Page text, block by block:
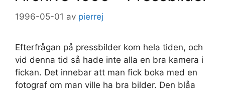
1996-05-01 av pierrej
Efterfrågan på pressbilder kom hela tiden, och
vid denna tid så hade inte alla en bra kamera i
fickan. Det innebar att man fick boka med en
fotograf om man ville ha bra bilder. Den blåa
Set Youtube Channel ID